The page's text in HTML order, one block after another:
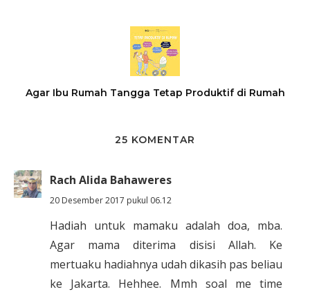
Agar Ibu Rumah Tangga Tetap Produktif di Rumah
25 KOMENTAR
Rach Alida Bahaweres
20 Desember 2017 pukul 06.12
Hadiah untuk mamaku adalah doa, mba.
Agar mama diterima disisi Allah. Ke
mertuaku hadiahnya udah dikasih pas beliau
ke Jakarta. Hehhee. Mmh soal me time